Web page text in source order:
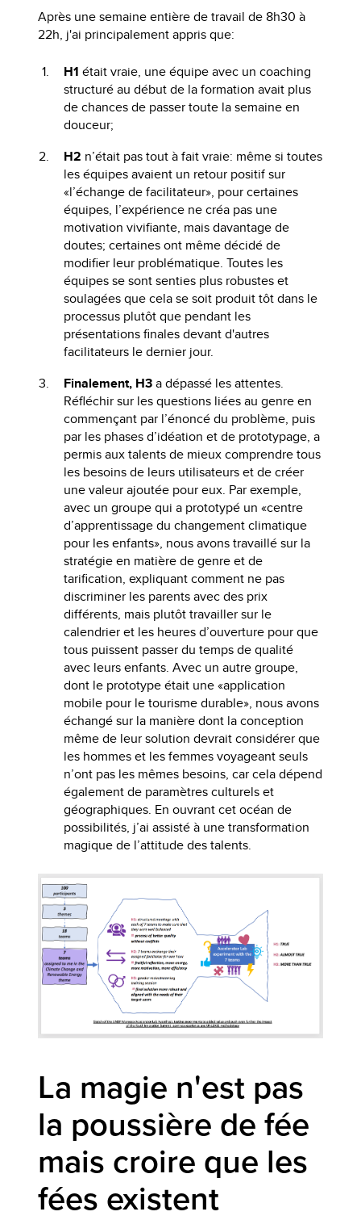
Après une semaine entière de travail de 8h30 à
22h, j'ai principalement appris que:
H1était vraie, une équipe avec un coaching
structuré au début de la formation avait plus
de chances de passer toute la semaine en
douceur;
H2 n’était pas tout à fait vraie: même si toutes
les équipes avaient un retour positif sur
«l’échange de facilitateur», pour certaines
équipes, l’expérience ne créa pas une
motivation vivifiante, mais davantage de
doutes; certaines ont même décidé de
modifier leur problématique. Toutes les
équipes se sont senties plus robustes et
soulagées que cela se soit produit tôt dans le
processus plutôt que pendant les
présentations finales devant d'autres
facilitateurs le dernier jour.
Finalement, H3a dépassé les attentes.
Réfléchir sur les questions liées au genre en
commençant par l’énoncé du problème, puis
par les phases d’idéation et de prototypage, a
permis aux talents de mieux comprendre tous
les besoins de leurs utilisateurs et de créer
une valeur ajoutée pour eux. Par exemple,
avec un groupe qui a prototypé un «centre
d’apprentissage du changement climatique
pour les enfants», nous avons travaillé sur la
stratégie en matière de genre et de
tarification, expliquant comment ne pas
discriminer les parents avec des prix
différents, mais plutôt travailler sur le
calendrier et les heures d’ouverture pour que
tous puissent passer du temps de qualité
avec leurs enfants. Avec un autre groupe,
dont le prototype était une «application
mobile pour le tourisme durable», nous avons
échangé sur la manière dont la conception
même de leur solution devrait considérer que
les hommes et les femmes voyageant seuls
n’ont pas les mêmes besoins, car cela dépend
également de paramètres culturels et
géographiques. En ouvrant cet océan de
possibilités, j’ai assisté à une transformation
magique de l’attitude des talents.
La magie n'est pas
la poussière de fée
mais croire que les
fées existent